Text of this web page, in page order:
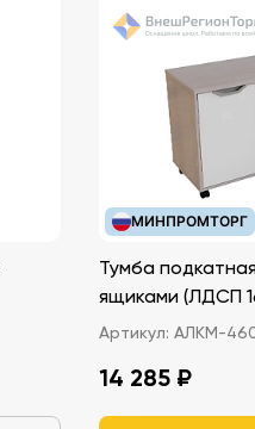
МИНПРОМТОРГ
Тумба
ящиками
Артикул: АЛКМ-
14 285 ₽